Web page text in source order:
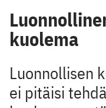
kuolema
Luonnollisen
ei pitäisi